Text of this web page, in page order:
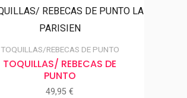
TOQUILLAS/REBECAS DE PUNTO
TOQUILLAS/ REBECAS DE
PUNTO
49,95 €